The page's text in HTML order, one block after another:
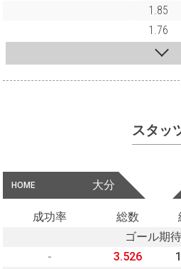
1.85
1.76
スタッ
HOME 大分
成功率 総数
ゴール期
-
3.526